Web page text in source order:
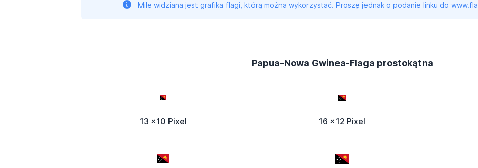
Mile widziana jest grafika flagi, którą można wykorzystać. Proszę jednak o podanie linku do
Papua-Nowa Gwinea-Flaga prostokątna
13 x10 Pixel 16 x12 Pixel